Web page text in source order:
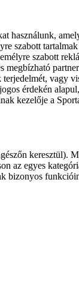
használunk,
szabott
szabott
vagy
érdekén
kezelője a
keresztül).
az egyes
bizonyos